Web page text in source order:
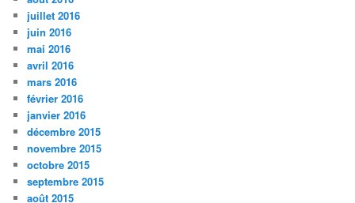
juillet 2016
juin 2016
mai 2016
avril 2016
mars 2016
février 2016
janvier 2016
décembre 2015
novembre 2015
octobre 2015
septembre 2015
août 2015